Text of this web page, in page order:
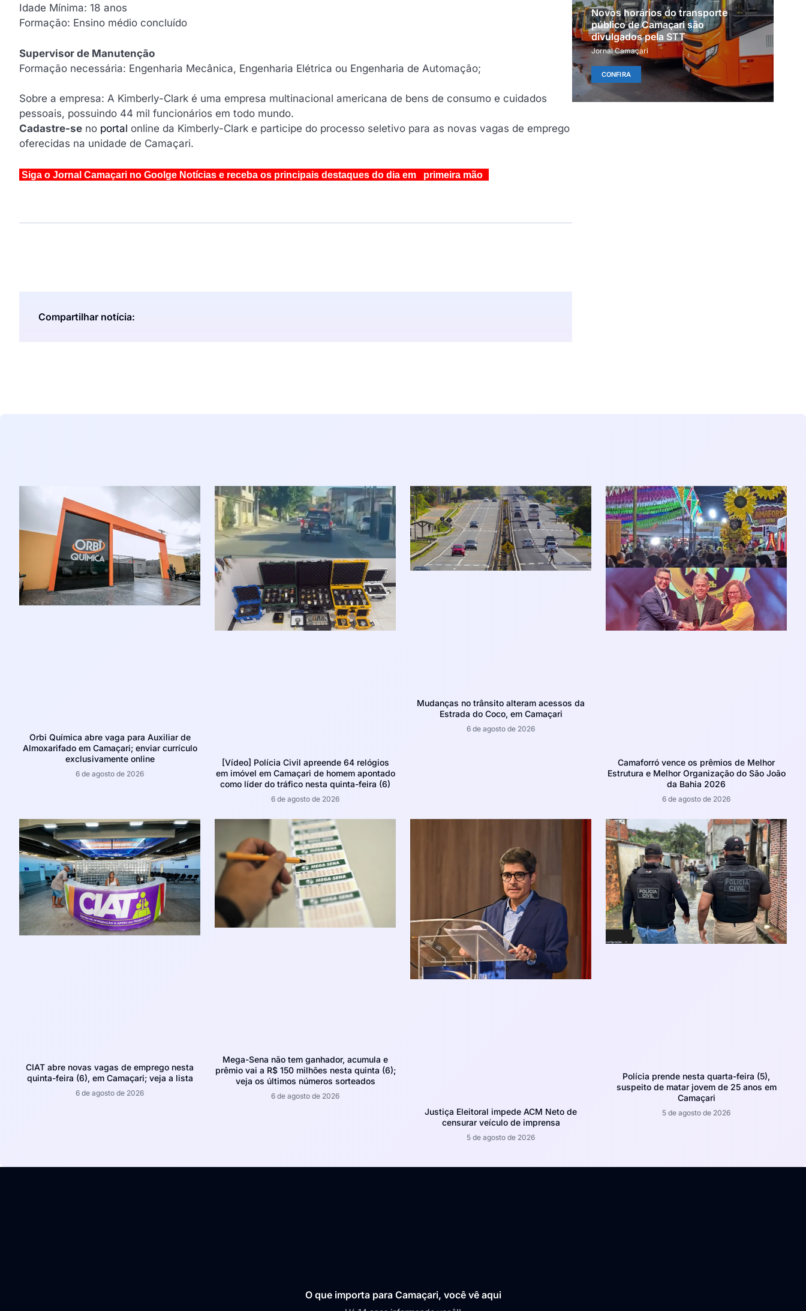
Idade Mínima: 18 anos
Formação: Ensino médio concluído
Supervisor de Manutenção
Formação necessária: Engenharia Mecânica, Engenharia Elétrica ou Engenharia de Automação;
Sobre a empresa: A Kimberly-Clark é uma empresa multinacional americana de bens de consumo e cuidados
pessoais, possuindo 44 mil funcionários em todo mundo.
Cadastre-se no portal online da Kimberly-Clark e participe do processo seletivo para as novas vagas de emprego
oferecidas na unidade de Camaçari.
Siga o Jornal Camaçari no Goolge Notícias e receba os principais destaques do dia em primeira mão
Compartilhar notícia:
Novos horários do transporte
público de Camaçari são
divulgados pela STT
Jornal Camaçari
CONFIRA
Orbi Química abre vaga para Auxiliar de
Almoxarifado em Camaçari; enviar currículo
exclusivamente online
6 de agosto de 2026
[Vídeo] Polícia Civil apreende 64 relógios
em imóvel em Camaçari de homem apontado
como líder do tráfico nesta quinta-feira (6)
6 de agosto de 2026
Mudanças no trânsito alteram acessos da
Estrada do Coco, em Camaçari
6 de agosto de 2026
Camaforró vence os prêmios de Melhor
Estrutura e Melhor Organização do São João
da Bahia 2026
6 de agosto de 2026
CIAT abre novas vagas de emprego nesta
quinta-feira (6), em Camaçari; veja a lista
6 de agosto de 2026
Mega-Sena não tem ganhador, acumula e
prêmio vai a R$ 150 milhões nesta quinta (6);
veja os últimos números sorteados
6 de agosto de 2026
Justiça Eleitoral impede ACM Neto de
censurar veículo de imprensa
5 de agosto de 2026
Polícia prende nesta quarta-feira (5),
suspeito de matar jovem de 25 anos em
Camaçari
5 de agosto de 2026
O que importa para Camaçari, você vê aqui